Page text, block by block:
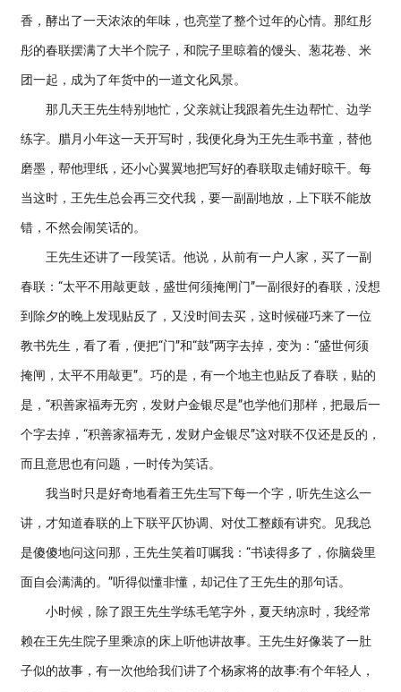
香，酵出了一天浓浓的年味，也亮堂了整个过年的心情。那红彤
彤的春联摆满了大半个院子，和院子里晾着的馒头、葱花卷、米
团一起，成为了年货中的一道文化风景。
那几天王先生特别地忙，父亲就让我跟着先生边帮忙、边学
练字。腊月小年这一天开写时，我便化身为王先生乖书童，替他
磨墨，帮他理纸，还小心翼翼地把写好的春联取走铺好晾干。每
当这时，王先生总会再三交代我，要一副副地放，上下联不能放
错，不然会闹笑话的。
王先生还讲了一段笑话。他说，从前有一户人家，买了一副
春联：“太平不用敲更鼓，盛世何须掩闸门”一副很好的春联，没想
到除夕的晚上发现贴反了，又没时间去买，这时候碰巧来了一位
教书先生，看了看，便把“门”和“鼓”两字去掉，变为：“盛世何须
掩闸，太平不用敲更”。巧的是，有一个地主也贴反了春联，贴的
是，“积善家福寿无穷，发财户金银尽是”也学他们那样，把最后一
个字去掉，“积善家福寿无，发财户金银尽”这对联不仅还是反的，
而且意思也有问题，一时传为笑话。
我当时只是好奇地看着王先生写下每一个字，听先生这么一
讲，才知道春联的上下联平仄协调、对仗工整颇有讲究。见我总
是傻傻地问这问那，王先生笑着叮嘱我：“书读得多了，你脑袋里
面自会满满的。”听得似懂非懂，却记住了王先生的那句话。
小时候，除了跟王先生学练毛笔字外，夏天纳凉时，我经常
赖在王先生院子里乘凉的床上听他讲故事。王先生好像装了一肚
子似的故事，有一次他给我们讲了个杨家将的故事:有个年轻人，